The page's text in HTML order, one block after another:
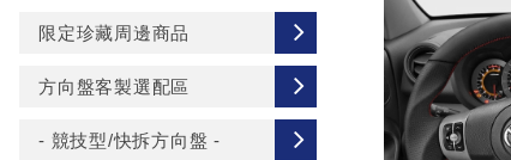
限定珍藏周邊商品
方向盤客製選配區
- 競技型/快拆方向盤 -